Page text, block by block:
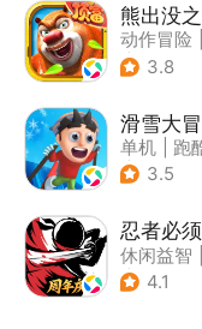
熊出没
动作冒险
| 熊出没
3.8
滑雪大
单机 跑
| 游道易
3.5
忍者必
休闲益智
| 和风
4.1